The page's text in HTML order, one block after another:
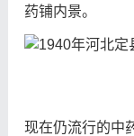
药铺内景。
现在仍流行的中